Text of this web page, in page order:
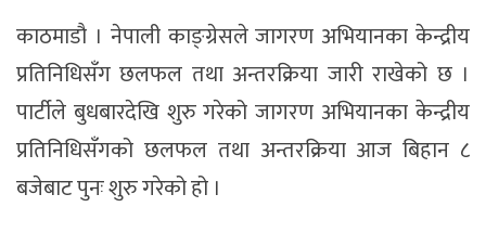
काठमाडौ । नेपाली काङ्ग्रेसले जागरण अभियानका केन्द्रीय
प्रतिनिधिसँग छलफल तथा अन्तरक्रिया जारी राखेको छ ।
पार्टीले बुधबारदेखि शुरु गरेको जागरण अभियानका केन्द्रीय
प्रतिनिधिसँगको छलफल तथा अन्तरक्रिया आज बिहान ८
बजेबाट पुनः शुरु गरेको हो ।